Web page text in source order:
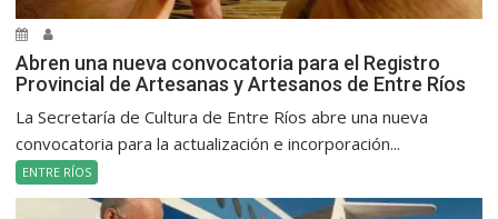
Abren una nueva convocatoria para el Registro
Provincial de Artesanas y Artesanos de Entre Ríos
La Secretaría de Cultura de Entre Ríos abre una nueva
convocatoria para la actualización e incorporación...
ENTRE RÍOS